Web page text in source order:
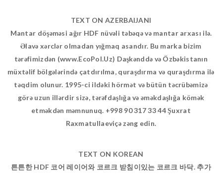
TEXT ON AZERBAIJANI
Mantar döşəməsi ağır HDF nüvəli təbəqə və mantar arxası ilə.
Əlavə xərclər olmadan yığmaq asandır. Bu marka bizim
tərəfimizdən (www.EcoPol.Uz) Daşkənddə və Özbəkistanın
müxtəlif bölgələrində çatdırılma, quraşdırma və quraşdırma ilə
təqdim olunur. 1995-ci ildəki hörmət və bütün təcrübəmizə
görə uzun illərdir sizə, tərəfdaşlığa və əməkdaşlığa kömək
etməkdən məmnunuq. +998 90 317 33 44 Şuxrat
Raxmatullaeviçə zəng edin.
TEXT ON KOREAN
튼튼한 HDF 코어 레이어와 코르크 받침이있는 코르크 바닥. 추가